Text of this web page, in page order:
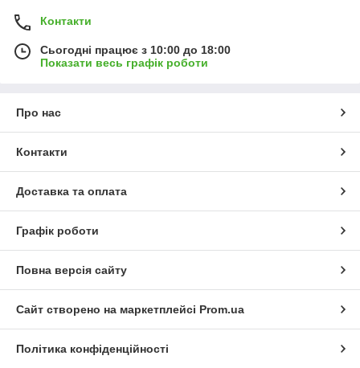
Контакти
Сьогодні працює з 10:00 до 18:00
Показати весь графік роботи
Про нас
Контакти
Доставка та оплата
Графік роботи
Повна версія сайту
Сайт створено на маркетплейсі Prom.ua
Політика конфіденційності